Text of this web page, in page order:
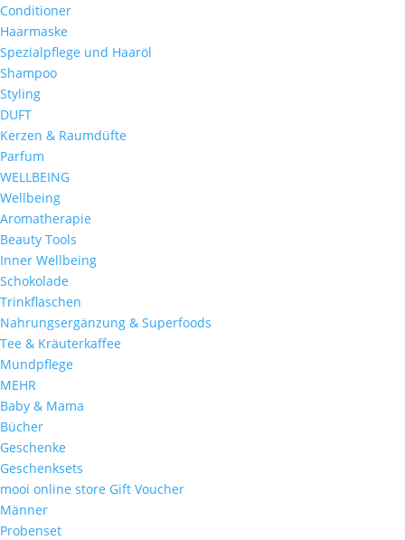
Conditioner
Haarmaske
Spezialpflege und Haaröl
Shampoo
Styling
DUFT
Kerzen & Raumdüfte
Parfum
WELLBEING
Wellbeing
Aromatherapie
Beauty Tools
Inner Wellbeing
Schokolade
Trinkflaschen
Nahrungsergänzung & Superfoods
Tee & Kräuterkaffee
Mundpflege
MEHR
Baby & Mama
Bücher
Geschenke
Geschenksets
mooi online store Gift Voucher
Männer
Probenset